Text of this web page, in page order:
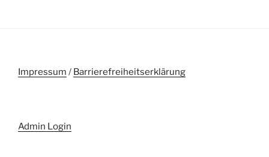
Impressum / Barrierefreiheitserklärung
Admin Login